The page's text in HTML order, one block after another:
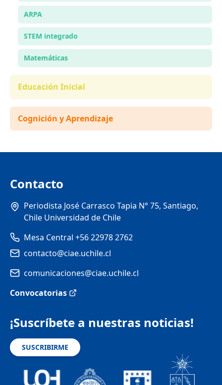
ARPA
STEM integrado
Matemáticas
Educación Inicial
Cognición y Aprendizaje
Contacto
Periodista José Carrasco Tapia N° 75, Santiago,
Chile Universidad de Chile
Mesa Central +56 22978 2762
contacto@ciae.uchile.cl
comunicaciones@ciae.uchile.cl
Convocatorias
¡Suscríbete a nuestras noticias!
SUSCRIBIRME